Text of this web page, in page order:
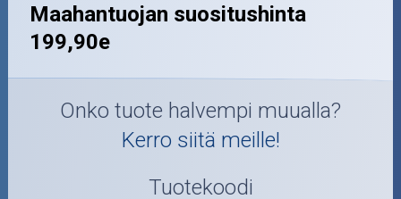
Maahantuojan suositushinta
199,90e
Onko tuote halvempi muualla?
Kerro siitä meille!
Tuotekoodi